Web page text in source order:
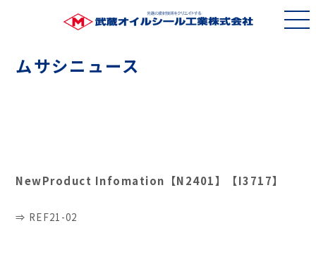
ムサシニュース
NewProduct Infomation【N2401】【I3717】
⇒ REF21-02